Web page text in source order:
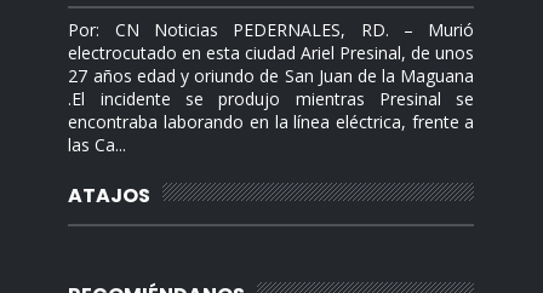
Por: CN Noticias PEDERNALES, RD. – Murió
electrocutado en esta ciudad Ariel Presinal, de unos
27 años edad y oriundo de San Juan de la Maguana
.El incidente se produjo mientras Presinal se
encontraba laborando en la línea eléctrica, frente a
las Ca...
ATAJOS